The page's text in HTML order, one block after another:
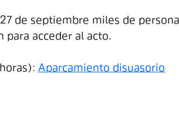
de septiembre miles de
para acceder al acto.
Aparcamiento disuasorio